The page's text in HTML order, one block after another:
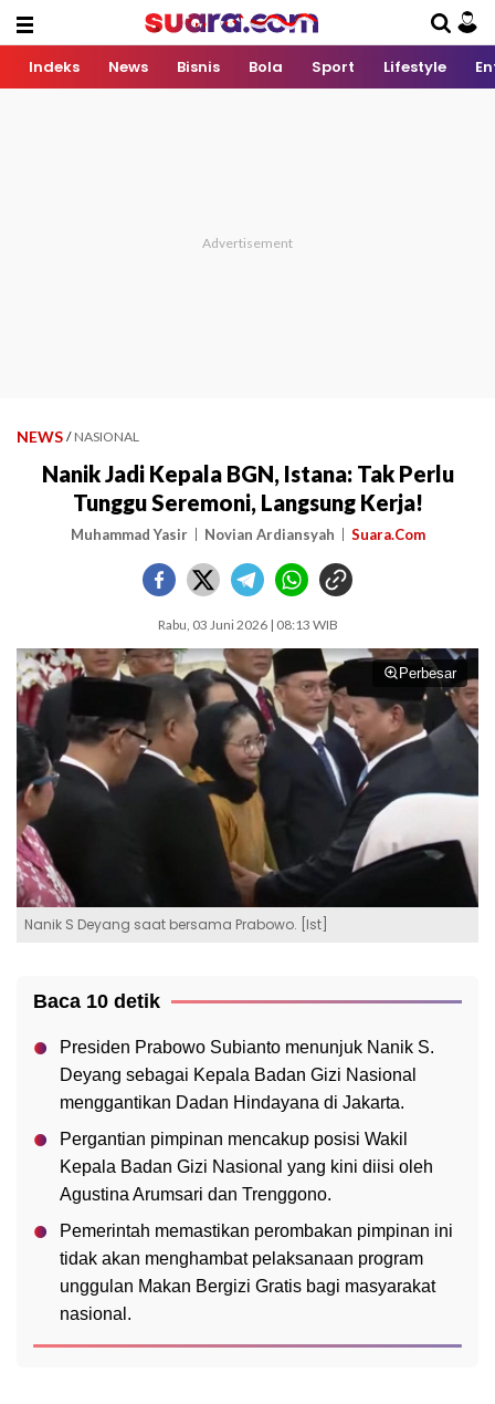
Indeks News Bisnis Bola Sport Lifestyle
NEWS / NASIONAL
Nanik Jadi Kepala BGN, Istana: Tak Perlu
Tunggu Seremoni, Langsung Kerja!
Muhammad Yasir Novian Ardiansyah Suara.Com
Rabu, 03 Juni 2026 | 08:13 WIB
Perbesar
Nanik S Deyang saat bersama Prabowo. [Ist]
Baca 10 detik
Presiden Prabowo Subianto menunjuk Nanik S.
Deyang sebagai Kepala Badan Gizi Nasional
menggantikan Dadan Hindayana di Jakarta.
Pergantian pimpinan mencakup posisi Wakil
Kepala Badan Gizi Nasional yang kini diisi oleh
Agustina Arumsari dan Trenggono.
Pemerintah memastikan perombakan pimpinan ini
tidak akan menghambat pelaksanaan program
unggulan Makan Bergizi Gratis bagi masyarakat
nasional.